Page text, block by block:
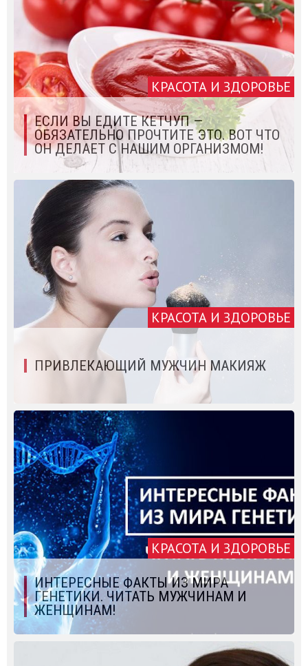
КРАСОТА И ЗДОРОВЬЕ
ЕСЛИ ВЫ ЕДИТЕ КЕТЧУП —
ОБЯЗАТЕЛЬНО ПРОЧТИТЕ ЭТО. ВОТ ЧТО
ОН ДЕЛАЕТ С НАШИМ ОРГАНИЗМОМ!
КРАСОТА И ЗДОРОВЬЕ
ПРИВЛЕКАЮЩИЙ МУЖЧИН МАКИЯЖ
КРАСОТА И ЗДОРОВЬЕ
ИНТЕРЕСНЫЕ ФАКТЫ ИЗ МИРА
ГЕНЕТИКИ. ЧИТАТЬ МУЖЧИНАМ И
ЖЕНЩИНАМ!